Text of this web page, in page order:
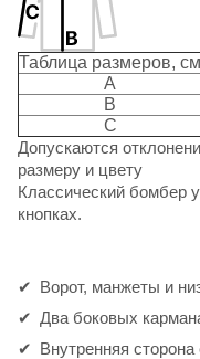
Таблица размеров, см
A
B
C
Допускаются
размеру и цвету
Классический бомбер
кнопках.
Ворот, манжеты и
Два боковых
Внутренняя